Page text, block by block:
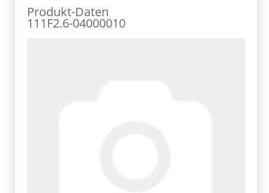
Produkt-Daten
111F2.6-04000010